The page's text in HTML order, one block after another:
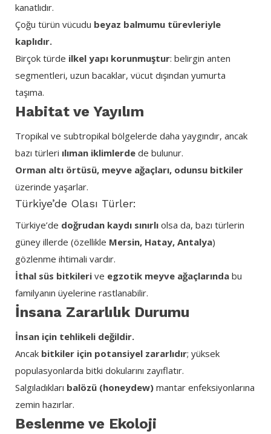
kanatlıdır.
Çoğu türün vücudu beyaz balmumu türevleriyle
kaplıdır.
Birçok türde ilkel yapı korunmuştur: belirgin anten
segmentleri, uzun bacaklar, vücut dışından yumurta
taşıma.
Habitat ve Yayılım
Tropikal ve subtropikal bölgelerde daha yaygındır, ancak
bazı türleri ılıman iklimlerde de bulunur.
Orman altı örtüsü, meyve ağaçları, odunsu bitkiler
üzerinde yaşarlar.
Türkiye’de Olası Türler:
Türkiye’de doğrudan kaydı sınırlı olsa da, bazı türlerin
güney illerde (özellikle Mersin, Hatay, Antalya)
gözlenme ihtimali vardır.
İthal süs bitkileri ve egzotik meyve ağaçlarında bu
familyanın üyelerine rastlanabilir.
İnsana Zararlılık Durumu
İnsan için tehlikeli değildir.
Ancak bitkiler için potansiyel zararlıdır; yüksek
populasyonlarda bitki dokularını zayıflatır.
Salgıladıkları balözü (honeydew) mantar enfeksiyonlarına
zemin hazırlar.
Beslenme ve Ekoloji